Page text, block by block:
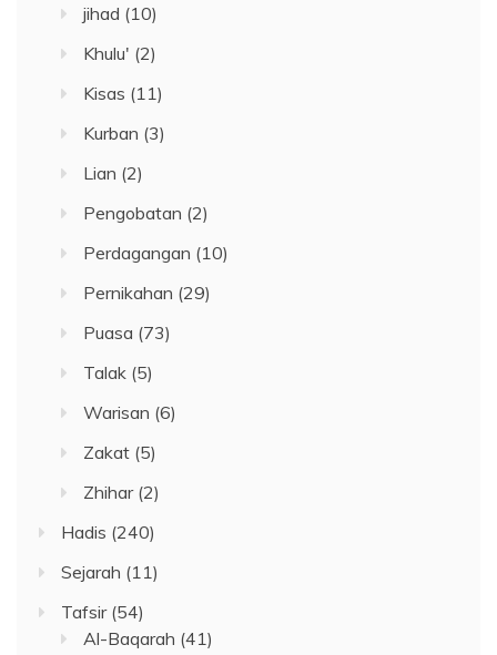
jihad (10)
Khulu' (2)
Kisas (11)
Kurban (3)
Lian (2)
Pengobatan (2)
Perdagangan (10)
Pernikahan (29)
Puasa (73)
Talak (5)
Warisan (6)
Zakat (5)
Zhihar(2)
Hadis (240)
Sejarah (11)
Tafsir(54)
Al-Baqarah (41)